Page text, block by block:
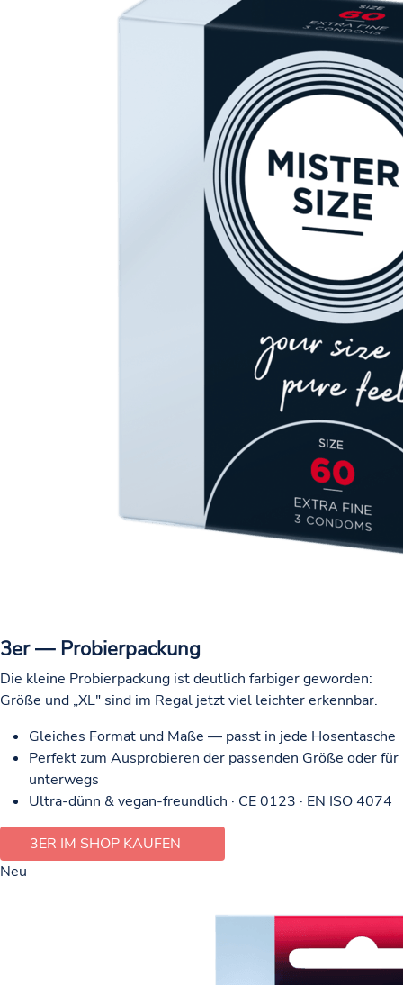
3er — Probierpackung
Die kleine Probierpackung ist deutlich farbiger geworden:
Größe und „XL" sind im Regal jetzt viel leichter erkennbar.
Gleiches Format und Maße — passt in jede Hosentasche
Perfekt zum Ausprobieren der passenden Größe oder für
unterwegs
Ultra-dünn & vegan-freundlich · CE 0123 · EN ISO 4074
3ER IM SHOP KAUFEN
Neu